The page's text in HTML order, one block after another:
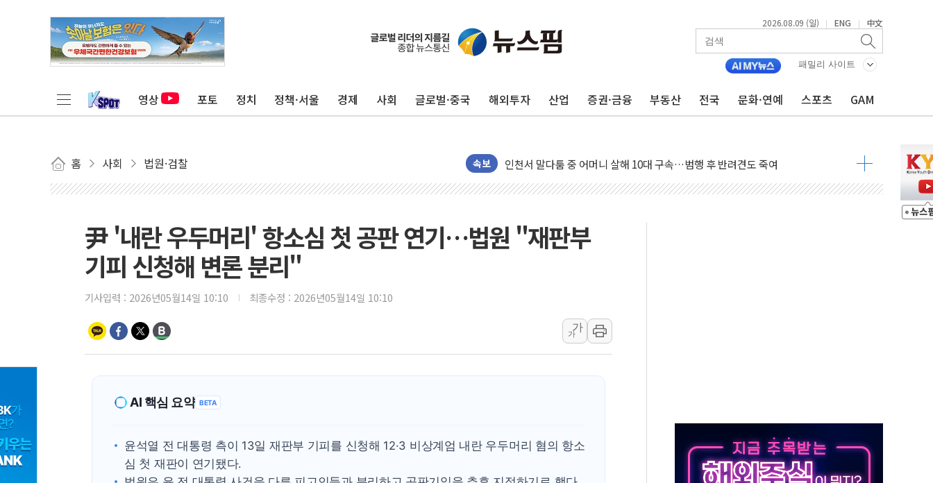
2026.08.09 (일) | ENG | 中文
패밀리 사이트
영상 포토 정치 정책·서울 경제 사회 글로벌·중국 해외투자 산업 증권·금융 부동산 전국 문화·연예 스포츠 GAM
홈 사회 법원·검찰 속보
평택 진위면 공장서 질식사고 발생…작업자 1명 숨져
상주 낙동강 선착장 하류서 50대 숨진 채 발견...경찰, 조사 중
[종합] 김민석, 정청래에 누적 1.48%p 차 선두 유지...金 46.01% vs 鄭 44.53%
인천서 말다툼 중 어머니 살해 10대 구속…범행 후 반려견도 죽여
김민석, 강원·대구·경북 경선서 정청래에 승리…金 48.54% vs 鄭 44.40%
[속보] 민주, 경북 경선 결과 발표...김민석 47.37% 정청래 45.71% 송영길 6.92%
[속보] 민주, 대구 경선 결과 발표...정청래 47.82% 김민석 46.35% 송영길 5.83%
하나금융, 명동 소상공인에 '행복상자' 전달
인천시 광복절 현수막 '태극기 거꾸로' 논란…이틀만에 철거
'호우·산사태 주의보' 울진 시간당 30mm 강한 비...호우 피해 없어
여야, 황희 '버스 하우스' 공방…野 "청년 우롱 기괴" vs 與 "송구한 해프닝"
尹 '내란 우두머리' 항소심 첫 공판 연기…법원 "재판부
기피 신청해 변론 분리"
기사입력 : 2026년05월14일 10:10 최종수정 : 2026년05월14일 10:10
가
가
AI 핵심 요약 BETA
윤석열 전 대통령 측이 13일 재판부 기피를 신청해 12·3 비상계엄 내란 우두머리 혐의 항소
심 첫 재판이 연기됐다.